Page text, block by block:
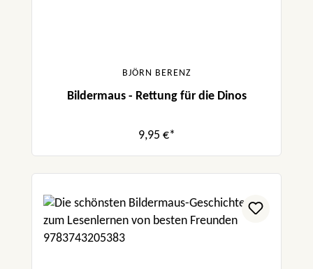
BJÖRN BERENZ
Bildermaus - Rettung für die Dinos
9,95 €*